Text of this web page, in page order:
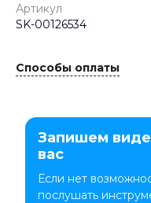
Артикул
SK-00126534
Способы оплаты
Запишем
вас
Если нет
послушать